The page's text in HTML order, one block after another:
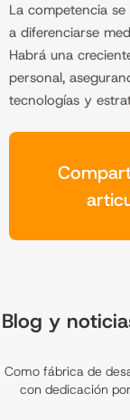
La competencia
a diferenciarse
Habrá una
personal,
tecnologías y
Blog y
Como fábrica de
con dedicación